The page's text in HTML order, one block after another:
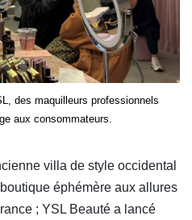
des maquilleurs professionnels
aux consommateurs.
villa de style occidental
éphémère aux allures
; YSL Beauté a lancé